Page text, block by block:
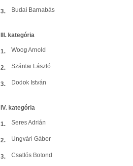
3. Budai Barnabás
III. kategória
1. Woog Arnold
2. Szántai László
3. Dodok István
IV. kategória
1. Seres Adrián
2. Ungvári Gábor
3. Csatlós Botond